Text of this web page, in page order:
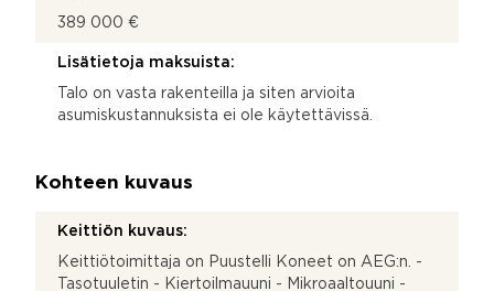
389 000 €
Lisätietoja maksuista:
Talo on vasta rakenteilla ja siten arvioita
asumiskustannuksista ei ole käytettävissä.
Kohteen kuvaus
Keittiön kuvaus:
Keittiötoimittaja on Puustelli Koneet on AEG:n. -
Tasotuuletin - Kiertoilmauuni - Mikroaaltouuni -